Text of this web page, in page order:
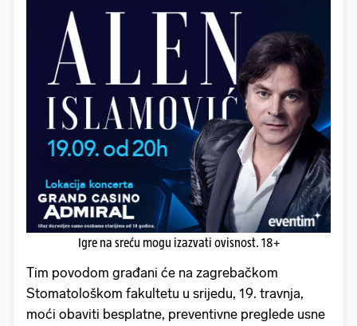
Igre na sreću mogu izazvati ovisnost. 18+
Tim povodom građani će na zagrebačkom
Stomatološkom fakultetu u srijedu, 19. travnja,
moći obaviti besplatne, preventivne preglede usne